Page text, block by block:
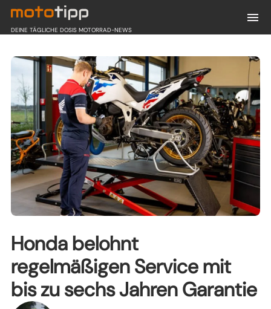
DEINE TÄGLICHE DOSIS MOTORRAD-NEWS
Honda belohnt
regelmäßigen Service mit
bis zu sechs Jahren Garantie